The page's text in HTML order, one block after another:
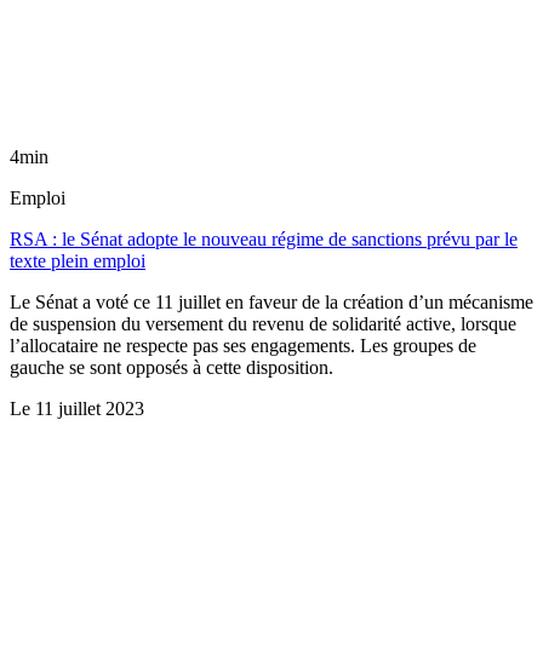
4min
Emploi
RSA : le Sénat adopte le nouveau régime de sanctions prévu par le
texte plein emploi
Le Sénat a voté ce 11 juillet en faveur de la création d’un mécanisme
de suspension du versement du revenu de solidarité active, lorsque
l’allocataire ne respecte pas ses engagements. Les groupes de
gauche se sont opposés à cette disposition.
Le 11 juillet 2023